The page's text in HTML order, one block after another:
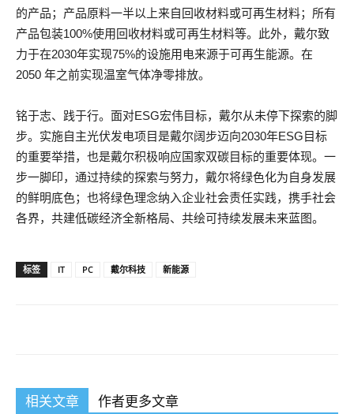
的产品；产品原料一半以上来自回收材料或可再生材料；所有
产品包装100%使用回收材料或可再生材料等。此外，戴尔致
力于在2030年实现75%的设施用电来源于可再生能源。在
2050 年之前实现温室气体净零排放。
铭于志、践于行。面对ESG宏伟目标，戴尔从未停下探索的脚
步。实施自主光伏发电项目是戴尔阔步迈向2030年ESG目标
的重要举措，也是戴尔积极响应国家双碳目标的重要体现。一
步一脚印，通过持续的探索与努力，戴尔将绿色化为自身发展
的鲜明底色；也将绿色理念纳入企业社会责任实践，携手社会
各界，共建低碳经济全新格局、共绘可持续发展未来蓝图。
标签 IT PC 戴尔科技 新能源
相关文章 作者更多文章